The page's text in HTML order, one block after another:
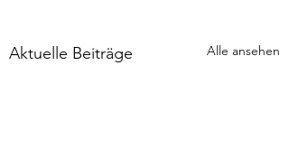
Aktuelle Beiträge Alle ansehen